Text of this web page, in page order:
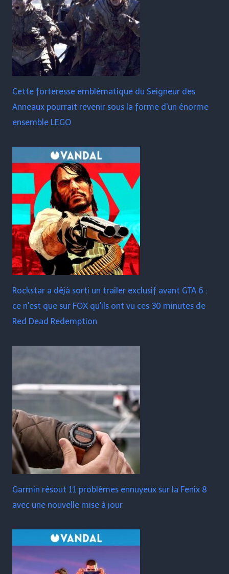
Cette forteresse emblématique du Seigneur des
Anneaux pourrait revenir sous la forme d'un énorme
ensemble LEGO
Rockstar a déjà sorti un trailer exclusif avant GTA 6 :
ce n'est que sur FOX qu'ils ont vu ces 30 minutes de
Red Dead Redemption
Garmin résout 11 problèmes ennuyeux sur la Fenix ​​​​8
avec une nouvelle mise à jour